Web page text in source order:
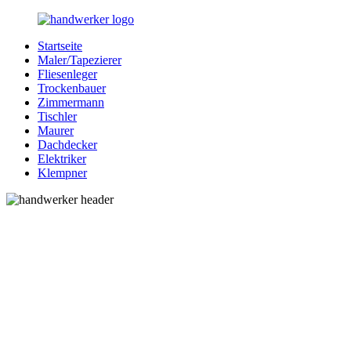
Zurück
Inhalt
Bessere-
Handwerker.de
Handwerker
Ihrer
Nähe
Startseite
Maler/Tapezierer
Fliesenleger
Trockenbauer
Zimmermann
Tischler
Maurer
Dachdecker
Elektriker
Klempner